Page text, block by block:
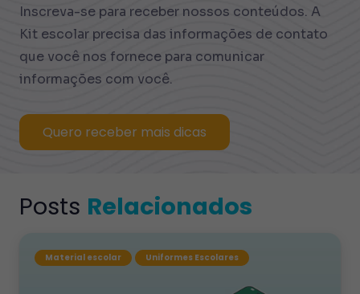
Inscreva-se para receber nossos conteúdos. A
Kit escolar precisa das informações de contato
que você nos fornece para comunicar
informações com você.
Quero receber mais dicas
Posts Relacionados
Material escolar Uniformes Escolares